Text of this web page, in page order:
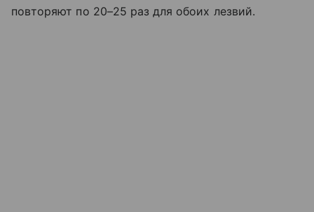
повторяют по 20–25 раз для обоих лезвий.